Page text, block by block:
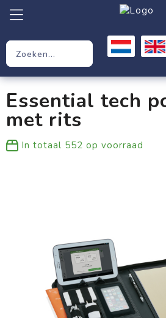
Werkkleding
Kleding
Essential tech
met rits
In totaal 552 op voorraad